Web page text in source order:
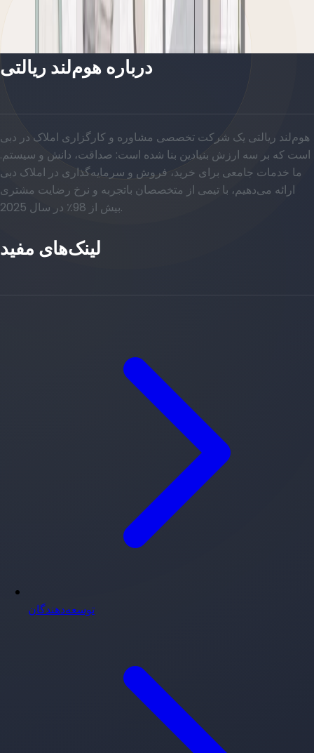
درباره هوم‌لند ریالتی
هوم‌لند ریالتی یک شرکت تخصصی مشاوره و کارگزاری املاک در دبی
است که بر سه ارزش بنیادین بنا شده است: صداقت، دانش و سیستم.
ما خدمات جامعی برای خرید، فروش و سرمایه‌گذاری در املاک دبی
ارائه می‌دهیم، با تیمی از متخصصان باتجربه و نرخ رضایت مشتری
بیش از 98٪ در سال 2025.
لینک‌های مفید
توسعه‌دهندگان